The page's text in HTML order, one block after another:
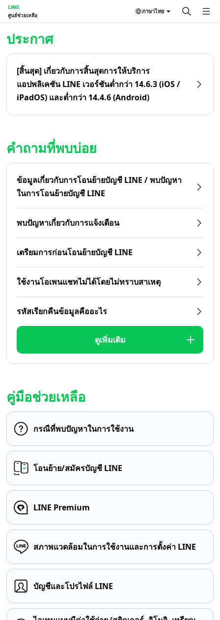
LINE
ศูนย์ช่วยเหลือ
ภาษาไทย
ประกาศ
[สิ้นสุด] เกี่ยวกับการสิ้นสุดการให้บริการ
แอปพลิเคชัน LINE เวอร์ชันต่ำกว่า 14.6.3 (iOS /
iPadOS) และต่ำกว่า 14.4.6 (Android)
คำถามที่พบบ่อย
ข้อมูลเกี่ยวกับการโอนย้ายบัญชี LINE / พบปัญหา
ในการโอนย้ายบัญชี LINE
พบปัญหาเกี่ยวกับการแจ้งเตือน
เตรียมการก่อนโอนย้ายบัญชี LINE
ใช้งานโอเพนแชทไม่ได้โดยไม่ทราบสาเหตุ
รหัสเรียกคืนข้อมูลคืออะไร
ดูเพิ่มเติม
คู่มือช่วยเหลือ
กรณีที่พบปัญหาในการใช้งาน
โอนย้าย/สมัครบัญชี LINE
LINE Premium
สภาพแวดล้อมในการใช้งานและการตั้งค่า LINE
บัญชีและโปรไฟล์ LINE